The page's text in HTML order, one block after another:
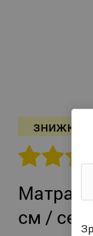
знижка -
Матрац
см /